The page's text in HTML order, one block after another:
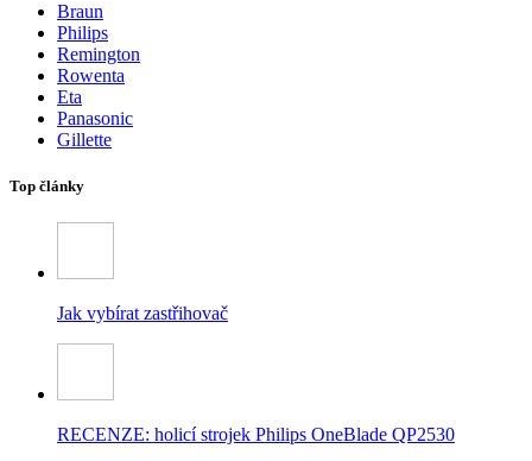
Braun
Philips
Remington
Rowenta
Eta
Panasonic
Gillette
Top články
Jak vybírat zastřihovač
RECENZE: holicí strojek Philips OneBlade QP2530